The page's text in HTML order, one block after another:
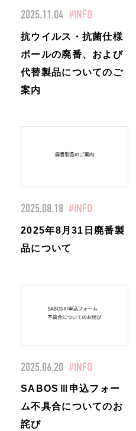
2025.11.04 #INFO
抗ウイルス・抗菌仕様
ボールの廃番、および
代替製品についてのご
案内
2025.08.18 #INFO
2025年8月31日廃番製
品について
2025.06.20 #INFO
SABOSⅢ申込フォー
ム不具合についてのお
詫び